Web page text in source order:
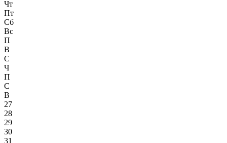
Чт
Пт
Сб
Вс
П
В
С
Ч
П
С
В
27
28
29
30
31